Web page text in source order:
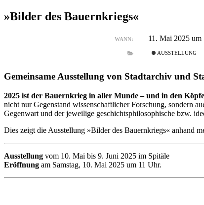
»Bilder des Bauernkriegs«
WANN: 11. Mai 2025 um
AUSSTELLUNG
Gemeinsame Ausstellung von Stadtarchiv und
2025 ist der Bauernkrieg in aller Munde – und in den
nicht nur Gegenstand wissenschaftlicher Forschung, sondern
Gegenwart und der jeweilige geschichtsphilosophische bzw.
Dies zeigt die Ausstellung »Bilder des Bauernkriegs« anhand
Ausstellung vom 10. Mai bis 9. Juni 2025 im Spitäle
Eröffnung am Samstag, 10. Mai 2025 um 11 Uhr.